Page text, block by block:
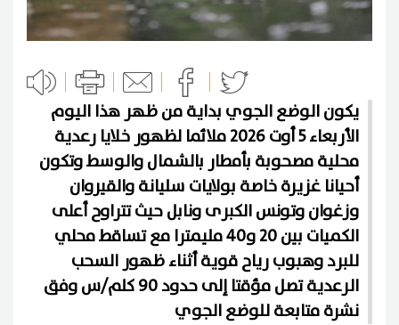
يكون الوضع الجوي بداية من ظهر هذا اليوم
الأربعاء 5 أوت 2026 ملائما لظهور خلايا رعدية
محلية مصحوبة بأمطار بالشمال والوسط وتكون
أحيانا غزيرة خاصة بولايات سليانة والقيروان
وزغوان وتونس الكبرى ونابل حيث تتراوح أعلى
الكميات بين 20 و40 مليمترا مع تساقط محلي
للبرد وهبوب رياح قوية أثناء ظهور السحب
الرعدية تصل مؤقتا إلى حدود 90 كلم/س وفق
نشرة متابعة للوضع الجوي